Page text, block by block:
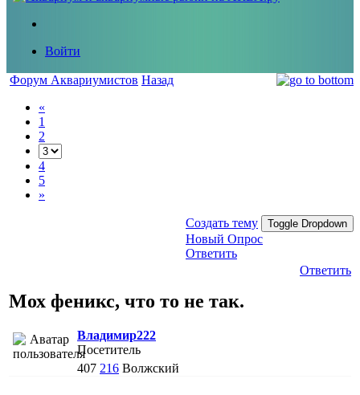
Войти
Форум Аквариумистов Назад
«
1
2
4
5
»
Создать тему Toggle Dropdown
Новый Опрос
Ответить
Ответить
Мох феникс, что то не так.
Владимир222
Посетитель
407 216 Волжский